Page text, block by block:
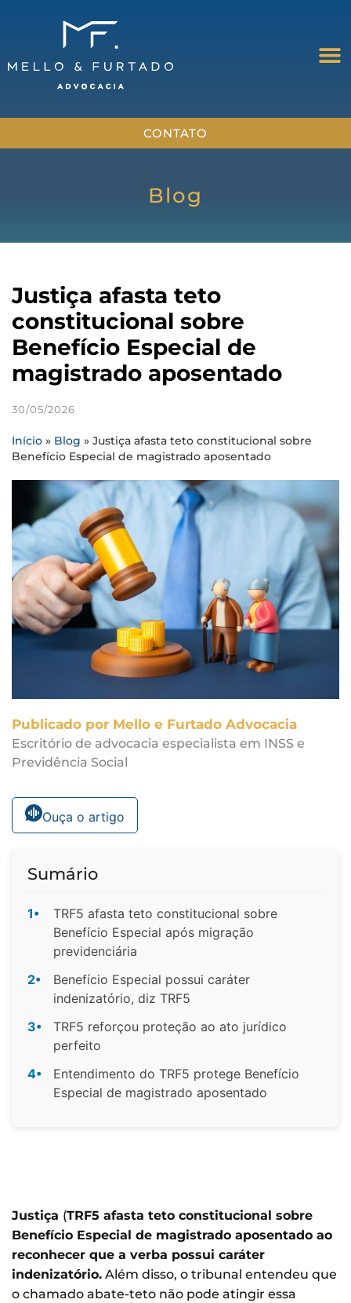
CONTATO
Blog
Justiça afasta teto
constitucional sobre
Benefício Especial de
magistrado aposentado
30/05/2026
Início » Blog » Justiça afasta teto constitucional sobre
Benefício Especial de magistrado aposentado
Publicado por Mello e Furtado Advocacia
Escritório de advocacia especialista em INSS e
Previdência Social
Ouça o artigo
Sumário
1•
TRF5 afasta teto constitucional sobre
Benefício Especial após migração
previdenciária
2•
Benefício Especial possui caráter
indenizatório, diz TRF5
3•
TRF5 reforçou proteção ao ato jurídico
perfeito
4•
Entendimento do TRF5 protege Benefício
Especial de magistrado aposentado
Justiça (TRF5 afasta teto constitucional sobre
Benefício Especial de magistrado aposentado ao
reconhecer que a verba possui caráter
indenizatório. Além disso, o tribunal entendeu que
o chamado abate-teto não pode atingir essa